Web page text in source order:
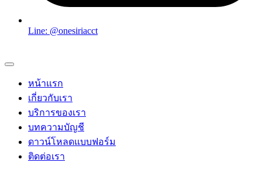
Line: @onesiriacct
หน้าแรก
เกี่ยวกับเรา
บริการของเรา
บทความบัญชี
ดาวน์โหลดแบบฟอร์ม
ติดต่อเรา